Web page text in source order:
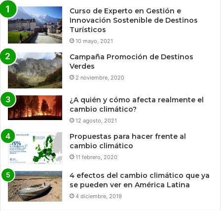
Curso de Experto en Gestión e
Innovación Sostenible de Destinos
Turísticos
10 mayo, 2021
Campaña Promoción de Destinos
Verdes
2 noviembre, 2020
¿A quién y cómo afecta realmente el
cambio climático?
12 agosto, 2021
Propuestas para hacer frente al
cambio climático
11 febrero, 2020
4 efectos del cambio climático que ya
se pueden ver en América Latina
4 diciembre, 2019